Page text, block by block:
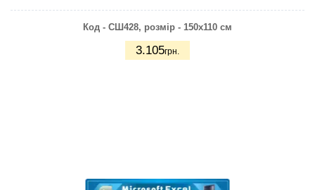
Код - СШ428, розмір - 150х110 см
3.105грн.